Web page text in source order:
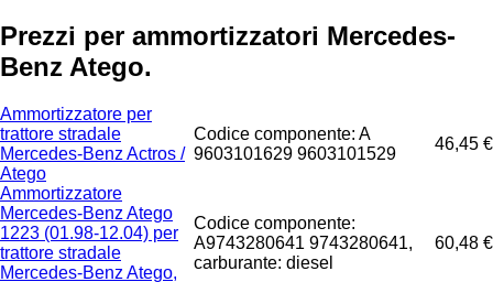
Prezzi per ammortizzatori Mercedes-
Benz Atego.
Ammortizzatore per
trattore stradale
Mercedes-Benz Actros /
Atego
Codice componente: A
9603101629 9603101529
46,45 €
Ammortizzatore
Mercedes-Benz Atego
1223 (01.98-12.04) per
trattore stradale
Mercedes-Benz Atego,
Codice componente:
A9743280641 9743280641,
carburante: diesel
60,48 €